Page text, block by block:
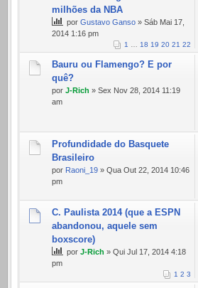
milhões da NBA
por Gustavo Ganso » Sáb Mai 17,
2014 1:16 pm
1 … 18 19 20 21 22
Bauru ou Flamengo? E por
quê?
por J-Rich » Sex Nov 28, 2014 11:19
am
Profundidade do Basquete
Brasileiro
por Raoni_19 » Qua Out 22, 2014 10:46
pm
C. Paulista 2014 (que a ESPN
abandonou, aquele sem
boxscore)
por J-Rich » Qui Jul 17, 2014 4:18
pm
1 2 3